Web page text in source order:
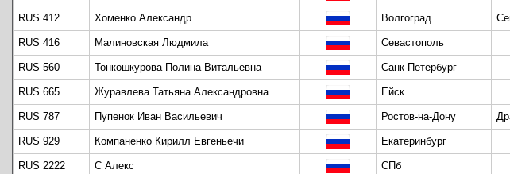
RUS 412 Хоменко Александр Волгоград
RUS 416 Малиновская Людмила Севастополь
RUS 560 Тонкошкурова Полина Витальевна Санк-Петербург
RUS 665 Журавлева Татьяна Александровна Ейск
RUS 787 Пупенок Иван Васильевич Ростов-на-Дону
RUS 929 Компаненко Кирилл Евгеньечи Екатеринбург
RUS 2222 С Алекс СПб